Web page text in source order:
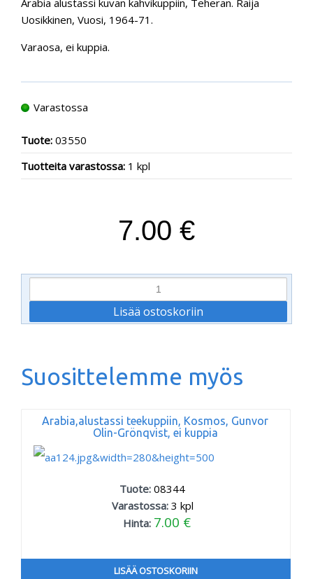
Uosikkinen, Vuosi, 1964-71.
Varaosa, ei kuppia.
Varastossa
Tuote: 03550
Tuotteita varastossa: 1 kpl
7.00 €
Suosittelemme myös
Arabia,alustassi teekuppiin, Kosmos, Gunvor
Olin-Grönqvist, ei kuppia
Tuote:08344
Varastossa: 3 kpl
Hinta: 7.00 €
LISÄÄ OSTOSKORIIN